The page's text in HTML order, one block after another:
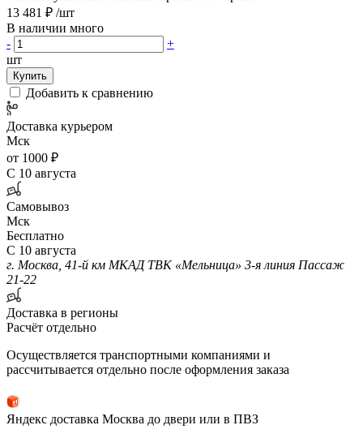
13 481 ₽ /шт
В наличии много
-
+
шт
Купить
Добавить к сравнению
Доставка курьером
Мск
от 1000 ₽
С 10 августа
Самовывоз
Мск
Бесплатно
С 10 августа
г. Москва, 41-й км МКАД ТВК «Мельница» 3-я линия Пассаж
21-22
Доставка в регионы
Расчёт отдельно
Осуществляется транспортными компаниями и
рассчитывается отдельно после оформления заказа
Яндекс доставка Москва до двери или в ПВЗ